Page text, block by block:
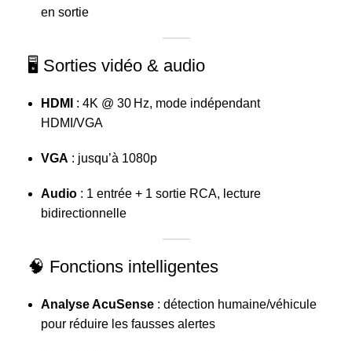
en sortie
🖥️ Sorties vidéo & audio
HDMI
: 4K @ 30 Hz, mode indépendant
HDMI/VGA
VGA : jusqu’à 1080p
Audio : 1 entrée + 1 sortie RCA, lecture
bidirectionnelle
🧠 Fonctions intelligentes
Analyse AcuSense : détection humaine/véhicule
pour réduire les fausses alertes